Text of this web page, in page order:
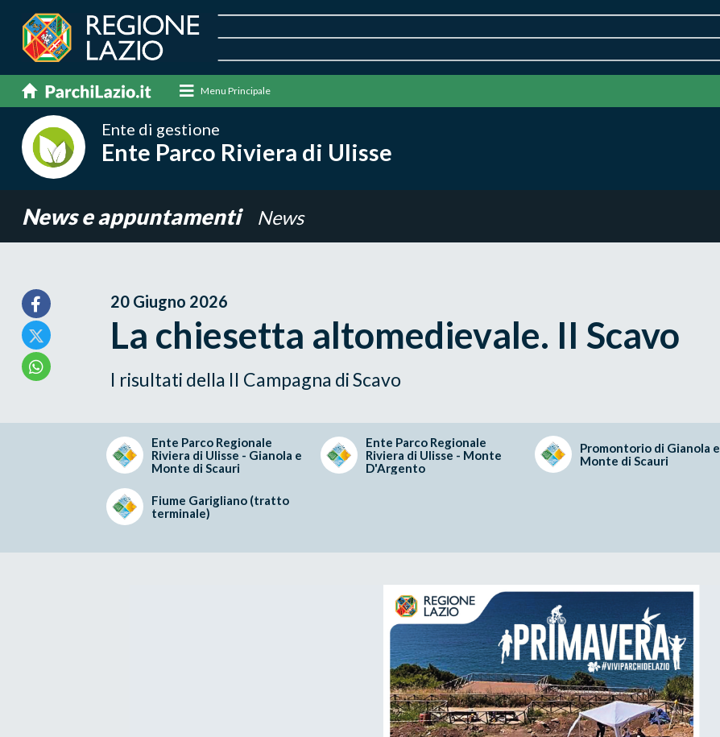
Menu Principale
Ente di gestione
Ente Parco Riviera di Ulisse
News e appuntamenti News
20 Giugno 2026
La chiesetta altomedievale. II Scavo
I risultati della II Campagna di Scavo
Ente Parco Regionale
Riviera di Ulisse - Gianola e
Monte di Scauri
Ente Parco Regionale
Riviera di Ulisse - Monte
D'Argento
Promontorio di Gianola e
Monte di Scauri
Fiume Garigliano (tratto
terminale)